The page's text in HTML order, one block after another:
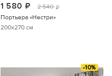
1 580 руб.
2 540 руб.
Портьера «Нестри»
200x270 см
-10%